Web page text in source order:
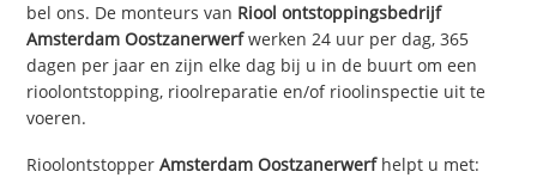
bel ons. De monteurs van Riool ontstoppingsbedrijf
Amsterdam Oostzanerwerf werken 24 uur per dag, 365
dagen per jaar en zijn elke dag bij u in de buurt om een
rioolontstopping, rioolreparatie en/of rioolinspectie uit te
voeren.
RioolontstopperAmsterdam Oostzanerwerfhelpt u met: